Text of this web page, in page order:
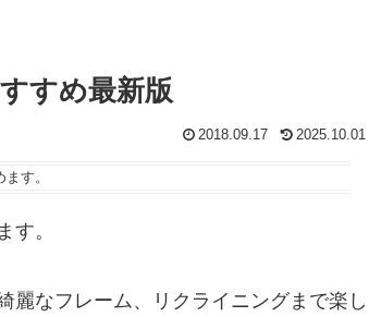
すめ最新版
2018.09.17 2025.10.01
す。
す。
麗なフレーム、リクライニングまで楽し